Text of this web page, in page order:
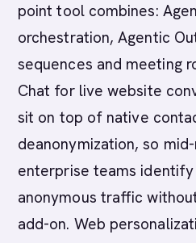
point tool combines:
orchestration, Agentic
sequences and meeting
Chat for live website
sit on top of native
deanonymization, so
enterprise teams
anonymous traffic
add-on. Web